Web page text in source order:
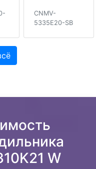
CNMV-
5335E20-SB
W